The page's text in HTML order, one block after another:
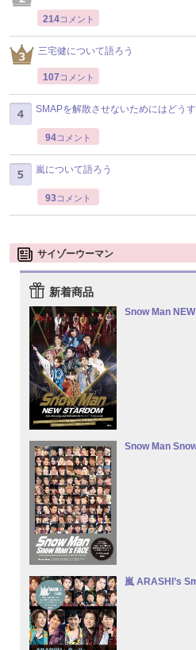
214コメント
三宅健について語ろう
107 コメント
SMAPを解散させないためにはどう
94コメント
嵐について語ろう
93コメント
サイゾーウーマン
新着商品
Snow Man
Snow Man
嵐 ARASHI’s